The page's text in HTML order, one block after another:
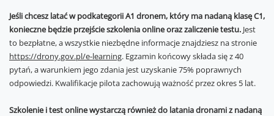
Jeśli chcesz latać w podkategorii A1 dronem, który ma nadaną klasę C1,
konieczne będzie przejście szkolenia online oraz zaliczenie testu. Jest
to bezpłatne, a wszystkie niezbędne informacje znajdziesz na stronie
https://drony.gov.pl/e-learning. Egzamin końcowy składa się z 40
pytań, a warunkiem jego zdania jest uzyskanie 75% poprawnych
odpowiedzi. Kwalifikacje pilota zachowują ważność przez okres 5 lat.
Szkolenie i test online wystarczą również do latania dronami z nadaną